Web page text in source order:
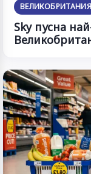
ВЕЛИКОБРИТАНИЯ
Sky пусна